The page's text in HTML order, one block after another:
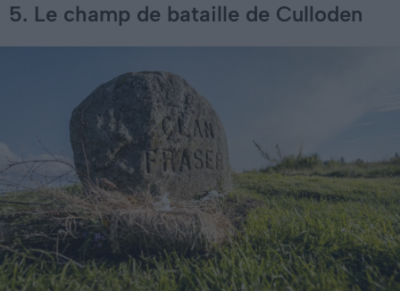
5. Le champ de bataille de Culloden